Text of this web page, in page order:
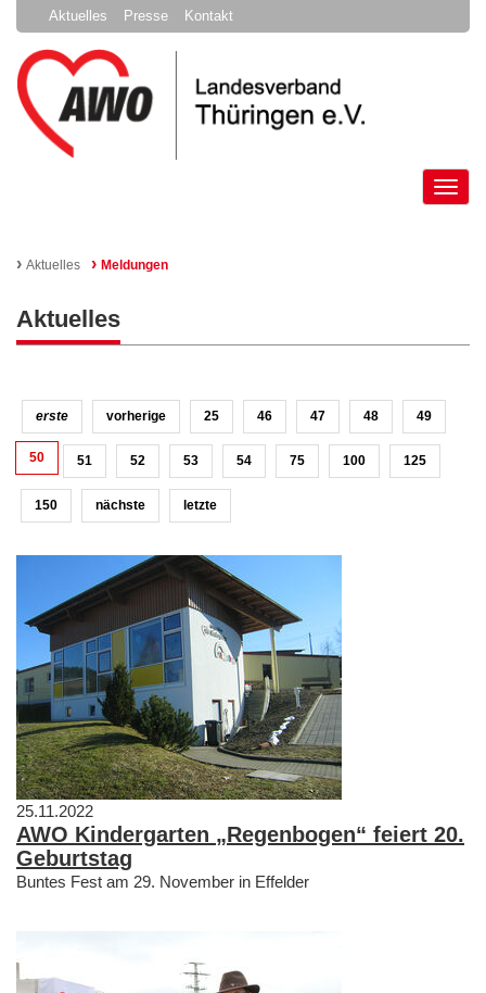
Aktuelles Presse Kontakt
› Aktuelles › Meldungen
Aktuelles
erste vorherige 25 46 47 48 49
50 51 52 53 54 75 100 125
150 nächste letzte
25.11.2022
AWO Kindergarten „Regenbogen“ feiert 20.
Geburtstag
Buntes Fest am 29. November in Effelder